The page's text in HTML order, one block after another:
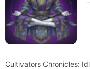
Cultivators Chronicles: